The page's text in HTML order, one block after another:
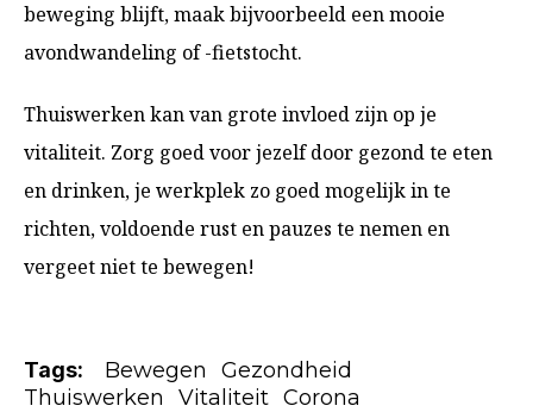
beweging blijft, maak bijvoorbeeld een mooie
avondwandeling of -fietstocht.
Thuiswerken kan van grote invloed zijn op je
vitaliteit. Zorg goed voor jezelf door gezond te eten
en drinken, je werkplek zo goed mogelijk in te
richten, voldoende rust en pauzes te nemen en
vergeet niet te bewegen!
Tags: Bewegen
Gezondheid
Thuiswerken
Vitaliteit Corona